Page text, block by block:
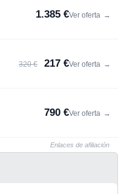
1.385 €Ver oferta →
320 € 217 €Ver oferta →
790 €Ver oferta →
Enlaces de afiliación